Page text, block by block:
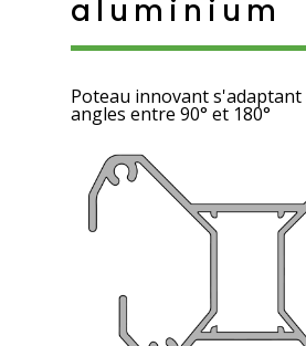
aluminium
Poteau innovant s'adaptant
angles entre 90° et 180°